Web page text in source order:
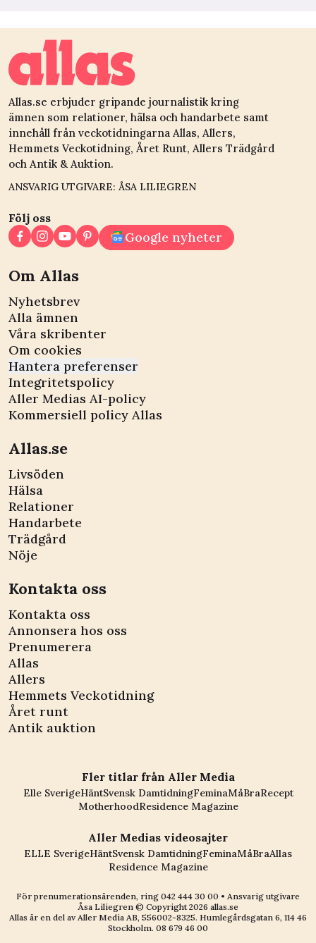
Allas.se erbjuder gripande journalistik kring
ämnen som relationer, hälsa och handarbete samt
innehåll från veckotidningarna Allas, Allers,
Hemmets Veckotidning, Året Runt, Allers Trädgård
och Antik & Auktion.
ANSVARIG UTGIVARE: ÅSA LILIEGREN
Följ oss
Google nyheter
Om Allas
Nyhetsbrev
Alla ämnen
Våra skribenter
Om cookies
Hantera preferenser
Integritetspolicy
Aller Medias AI-policy
Kommersiell policy Allas
Allas.se
Livsöden
Hälsa
Relationer
Handarbete
Trädgård
Nöje
Kontakta oss
Kontakta oss
Annonsera hos oss
Prenumerera
Allas
Allers
Hemmets Veckotidning
Året runt
Antik auktion
Fler titlar från Aller Media
Elle SverigeHäntSvensk DamtidningFeminaMåBraRecept
MotherhoodResidence Magazine
Aller Medias videosajter
ELLE SverigeHäntSvensk DamtidningFeminaMåBraAllas
Residence Magazine
För prenumerationsärenden, ring 042 444 30 00 • Ansvarig utgivare
Åsa Liliegren © Copyright2026 allas.se
Allas är en del av Aller Media AB, 556002-8325. Humlegårdsgatan 6, 114 46
Stockholm. 08 679 46 00